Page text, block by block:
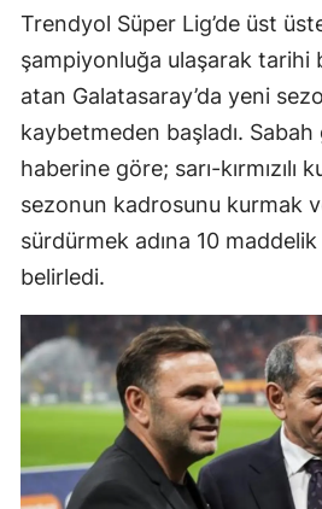
Trendyol Süper Lig’de üst
şampiyonluğa ulaşarak tarihi
atan Galatasaray’da yeni
kaybetmeden başladı.
haberine göre; sarı-kırmızılı
sezonun kadrosunu kurmak
sürdürmek adına 10
belirledi.